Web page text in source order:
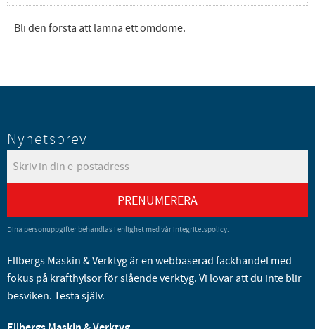
Bli den första att lämna ett omdöme.
Nyhetsbrev
PRENUMERERA
Dina personuppgifter behandlas i enlighet med vår integritetspolicy.
Ellbergs Maskin & Verktyg är en webbaserad fackhandel med
fokus på krafthylsor för slående verktyg. Vi lovar att du inte blir
besviken. Testa själv.